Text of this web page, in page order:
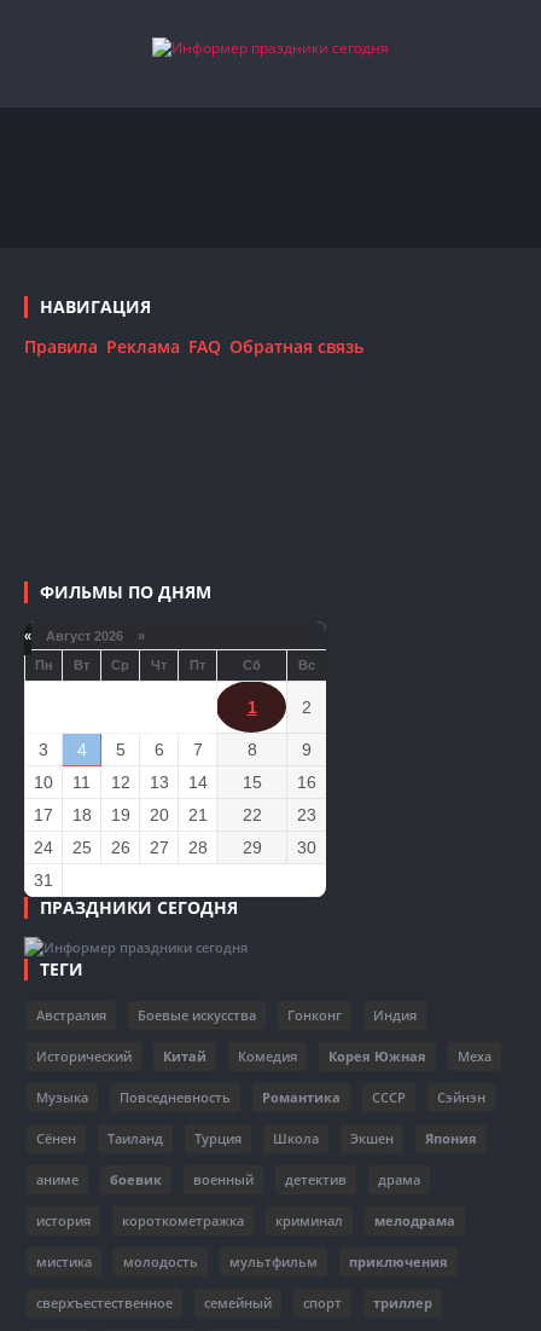
НАВИГАЦИЯ
Правила Реклама FAQ Обратная связь
ФИЛЬМЫ ПО ДНЯМ
« Август 2026 »
Пн
Вт Ср Чт Пт Сб Вс
1 2
3 4 5 6 7 8
9
10
11 12 13 14 15
16
17
18 19 20 21 22
23
24
25 26 27 28 29
30
31
ПРАЗДНИКИ СЕГОДНЯ
ТЕГИ
Австралия Боевые искусства Гонконг Индия
Исторический Китай Комедия Корея Южная Меха
Музыка Повседневность Романтика СССР Сэйнэн
Сёнен Таиланд Турция Школа Экшен Япония
аниме боевик военный детектив драма
история короткометражка криминал мелодрама
мистика молодость мультфильм приключения
сверхъестественное семейный спорт триллер